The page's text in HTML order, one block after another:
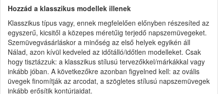
Hozzád a klasszikus modellek illenek
Klasszikus típus vagy, ennek megfelelően előnyben részesíted az
egyszerű, kicsitől a közepes méretűig terjedő napszemüvegeket.
Szemüvegvásárláskor a minőség az első helyek egyikén áll
Nálad, azon kívül kedveled az időtálló/időtlen modelleket. Csak
hogy tisztázzuk: a klasszikus stílusú tervezőkkel/márkákkal vagy
inkább jóban. A következőkre azonban figyelned kell: az ovális
üvegek finomítják az arcodat, a szögletes stílusú napszemüvegek
inkább erősítik kontúrjaidat.